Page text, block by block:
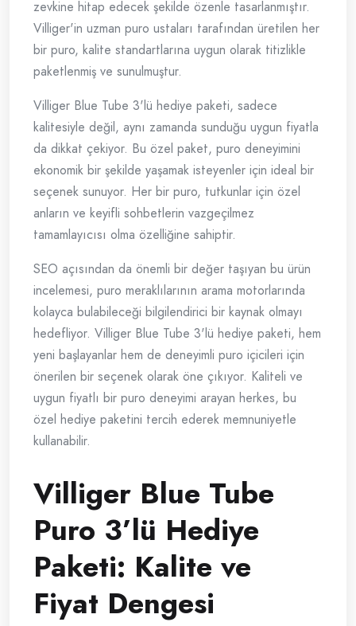
zevkine hitap edecek şekilde özenle tasarlanmıştır.
Villiger'in uzman puro ustaları tarafından üretilen her
bir puro, kalite standartlarına uygun olarak titizlikle
paketlenmiş ve sunulmuştur.
Villiger Blue Tube 3'lü hediye paketi, sadece
kalitesiyle değil, aynı zamanda sunduğu uygun fiyatla
da dikkat çekiyor. Bu özel paket, puro deneyimini
ekonomik bir şekilde yaşamak isteyenler için ideal bir
seçenek sunuyor. Her bir puro, tutkunlar için özel
anların ve keyifli sohbetlerin vazgeçilmez
tamamlayıcısı olma özelliğine sahiptir.
SEO açısından da önemli bir değer taşıyan bu ürün
incelemesi, puro meraklılarının arama motorlarında
kolayca bulabileceği bilgilendirici bir kaynak olmayı
hedefliyor. Villiger Blue Tube 3'lü hediye paketi, hem
yeni başlayanlar hem de deneyimli puro içicileri için
önerilen bir seçenek olarak öne çıkıyor. Kaliteli ve
uygun fiyatlı bir puro deneyimi arayan herkes, bu
özel hediye paketini tercih ederek memnuniyetle
kullanabilir.
Villiger Blue Tube
Puro 3’lü Hediye
Paketi: Kalite ve
Fiyat Dengesi